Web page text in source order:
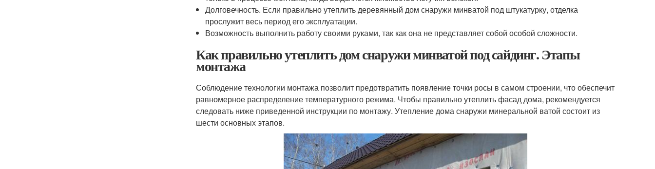
Долговечность. Если правильно утеплить деревянный дом снаружи минватой под штукатурку, отделка
прослужит весь период его эксплуатации.
Возможность выполнить работу своими руками, так как она не представляет собой особой сложности.
Как правильно утеплить дом снаружи минватой под сайдинг. Этапы
монтажа
Соблюдение технологии монтажа позволит предотвратить появление точки росы в самом строении, что обеспечит
равномерное распределение температурного режима. Чтобы правильно утеплить фасад дома, рекомендуется
следовать ниже приведенной инструкции по монтажу. Утепление дома снаружи минеральной ватой состоит из
шести основных этапов.